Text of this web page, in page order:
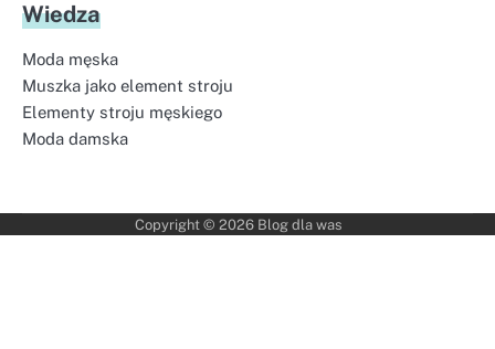
Wiedza
Moda męska
Muszka jako element stroju
Elementy stroju męskiego
Moda damska
Copyright © 2026 Blog dla was